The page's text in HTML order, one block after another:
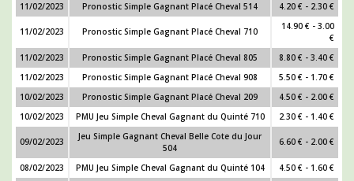
11/02/2023
Pronostic Simple Gagnant Placé Cheval 514 4.20 € - 2.30 €
11/02/2023 Pronostic Simple Gagnant Placé Cheval 710
14.90 € - 3.00
€
11/02/2023
Pronostic Simple Gagnant Placé Cheval 805
8.80 € - 3.40 €
11/02/2023
Pronostic Simple Gagnant Placé Cheval 908
5.50 € - 1.70 €
10/02/2023
Pronostic Simple Gagnant Placé Cheval 209
4.50 € - 2.00 €
10/02/2023
PMU Jeu Simple Cheval Gagnant du Quinté 710 2.30 € - 1.40 €
09/02/2023
Jeu Simple Gagnant Cheval Belle Cote du Jour
504
6.60 € - 2.00 €
08/02/2023 PMU Jeu Simple Cheval Gagnant du Quinté 104
4.50 € - 1.60 €